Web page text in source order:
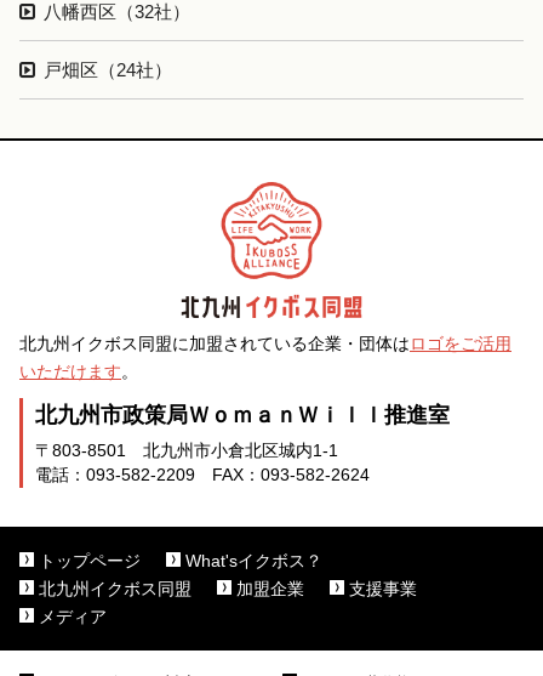
八幡西区（32社）
戸畑区（24社）
北九州イクボス同盟に加盟されている企業・団体は ロゴをご活用
いただけます 。
北九州市政策局ＷｏｍａｎＷｉｌｌ推進室
〒803-8501 北九州市小倉北区城内1-1
電話：093-582-2209 FAX：093-582-2624
トップページ
What'sイクボス？
北九州イクボス同盟
加盟企業
支援事業
メディア